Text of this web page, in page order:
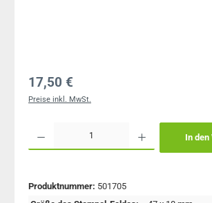
Regulärer Preis:
17,50 €
Preise inkl. MwSt.
In den
Produktnummer: 501705